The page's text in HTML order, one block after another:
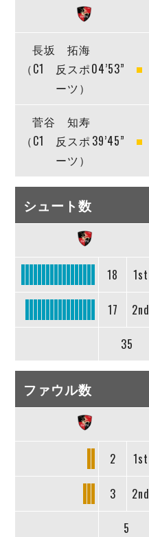
長坂 拓海
（C1 反スポ
ーツ）
04’53”
菅谷 知寿
（C1 反スポ
ーツ）
39’45”
シュート数
18 1st
17 2nd
35
ファウル数
2 1st
3 2nd
5